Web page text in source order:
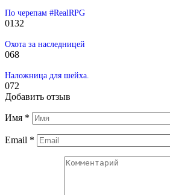
По черепам #RealRPG
0132
Охота за наследницей
068
Наложница для шейха.
072
Добавить отзыв
Имя *
Email *